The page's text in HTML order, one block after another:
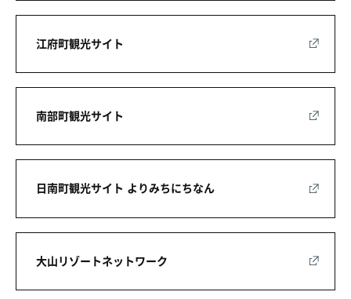
江府町観光サイト
南部町観光サイト
日南町観光サイト よりみちにちなん
大山リゾートネットワーク